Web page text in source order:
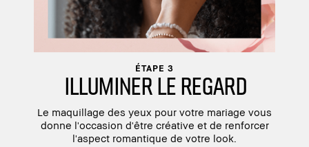
ÉTAPE 3
ILLUMINER LE REGARD
Le maquillage des yeux pour votre mariage vous
donne l'occasion d'être créative et de renforcer
l'aspect romantique de votre look.